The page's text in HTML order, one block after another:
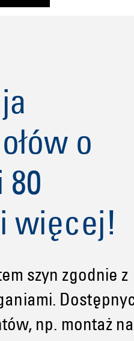
o
80
więcej!
szyn zgodnie z
np. montaż